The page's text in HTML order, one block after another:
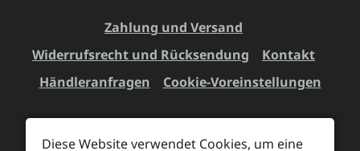
Zahlung und Versand
Widerrufsrecht und Rücksendung
Kontakt
Händleranfragen
Cookie-Voreinstellungen
Alle Preise inkl. gesetzl. Mehrwertsteuer zzgl.
Diese Website verwendet Cookies, um eine